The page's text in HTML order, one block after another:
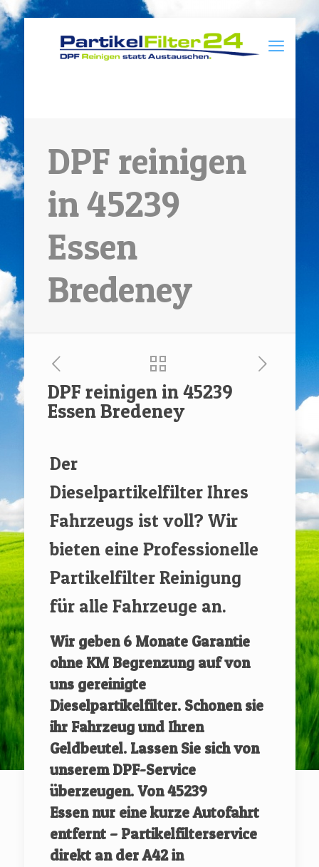
DPF reinigen
in 45239
Essen
Bredeney
DPF reinigen in 45239
Essen Bredeney
Der
Dieselpartikelfilter Ihres
Fahrzeugs ist voll? Wir
bieten eine Professionelle
Partikelfilter Reinigung
für alle Fahrzeuge an.
Wir geben 6 Monate Garantie
ohne KM Begrenzung auf von
uns gereinigte
Dieselpartikelfilter. Schonen sie
ihr Fahrzeug und Ihren
Geldbeutel. Lassen Sie sich von
unserem DPF-Service
überzeugen. Von45239
Essen nur eine kurze Autofahrt
entfernt – Partikelfilterservice
direkt an der A42 in